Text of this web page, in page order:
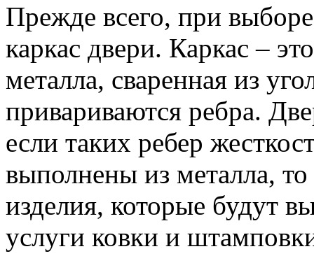
Прежде всего, при
каркас двери. Каркас –
металла, сваренная из
привариваются ребра.
если таких ребер
выполнены из металла, то
изделия, которые будут
услуги ковки и